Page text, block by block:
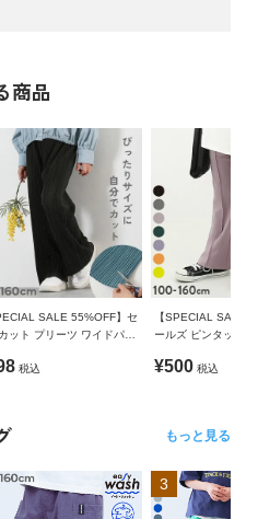
商品
SALE 55%OFF】セ
ット プリーツ ワイドパン
税込
【SPECIAL SALE
ールズ ピンタック
¥500 税込
もっと見る
3